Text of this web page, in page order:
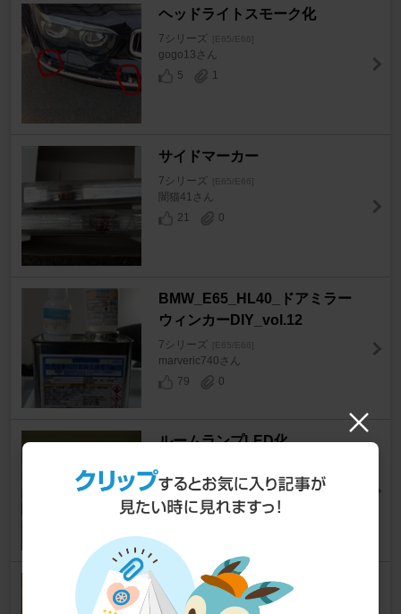
ヘッドライトスモーク化
7シリーズ [E65/E66]
gogo13さん
5
1
サイドマーカー
7シリーズ [E65/E66]
闇猫41さん
21
0
BMW_E65_HL40_ドアミラー
ウィンカーDIY_vol.12
7シリーズ [E65/E66]
marveric740さん
79
0
ルームランプLED化
ト＠_＠モさん
1
0
スモークフィルム貼り付け ラ
イトスモーク